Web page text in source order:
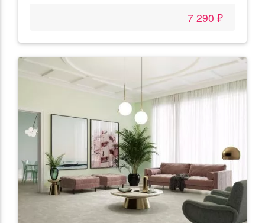
7 290 ₽